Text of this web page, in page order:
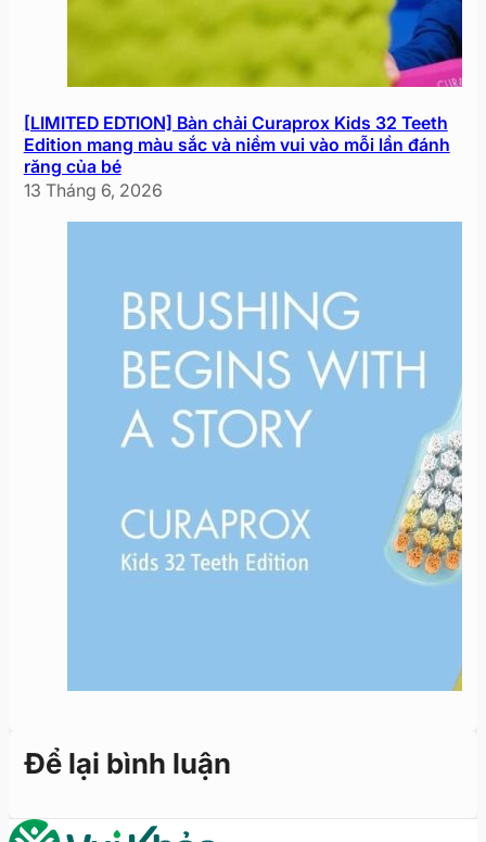
[LIMITED EDTION] Bàn chải Curaprox Kids 32 Teeth
Edition mang màu sắc và niềm vui vào mỗi lần đánh
răng của bé
13 Tháng 6, 2026
Để lại bình luận